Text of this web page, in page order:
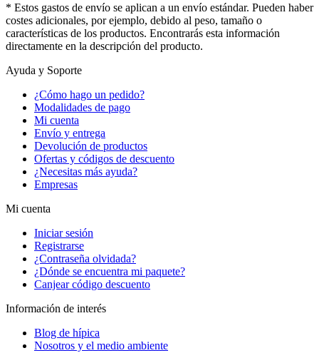
* Estos gastos de envío se aplican a un envío estándar. Pueden haber
costes adicionales, por ejemplo, debido al peso, tamaño o
características de los productos. Encontrarás esta información
directamente en la descripción del producto.
Ayuda y Soporte
¿Cómo hago un pedido?
Modalidades de pago
Mi cuenta
Envío y entrega
Devolución de productos
Ofertas y códigos de descuento
¿Necesitas más ayuda?
Empresas
Mi cuenta
Iniciar sesión
Registrarse
¿Contraseña olvidada?
¿Dónde se encuentra mi paquete?
Canjear código descuento
Información de interés
Blog de hípica
Nosotros y el medio ambiente